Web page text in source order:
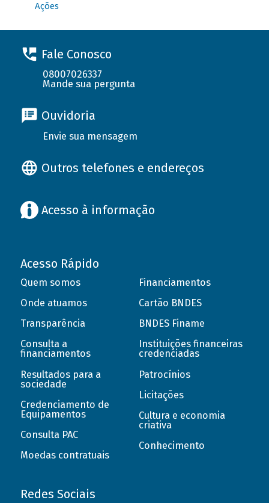
Ações
Fale Conosco
08007026337
Mande sua pergunta
Ouvidoria
Envie sua mensagem
Outros telefones e endereços
Acesso à informação
Acesso Rápido
Quem somos
Onde atuamos
Transparência
Consulta a
financiamentos
Resultados para a
sociedade
Credenciamento de
Equipamentos
Consulta PAC
Moedas contratuais
Financiamentos
Cartão BNDES
BNDES Finame
Instituições financeiras
credenciadas
Patrocínios
Licitações
Cultura e economia
criativa
Conhecimento
Redes Sociais